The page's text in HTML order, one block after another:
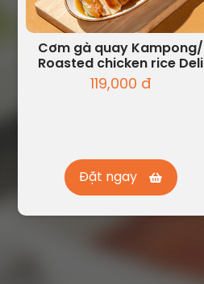
Cơm gà quay Kampong/
Roasted chicken rice Deli
119,000 đ
Đặt ngay